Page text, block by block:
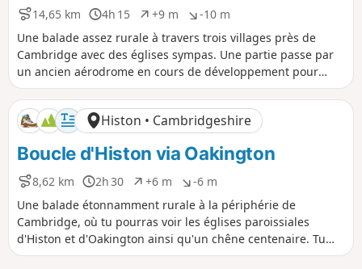
i
f
i
f
14,65 km
D
i
s
t
a
n
c
e
4h 15
D
u
r
é
e
+9 m
D
é
n
i
v
e
l
é
p
o
i
i
f
-10 m
D
é
n
i
v
e
l
é
n
é
g
a
i
f
Une balade assez rurale à travers trois villages près de
Cambridge avec des églises sympas. Une partie passe par
un ancien aérodrome en cours de développement pour
devenir la nouvelle ville de Northstowe.
Histon • Cambridgeshire
Boucle d'Histon via Oakington
8,62 km
D
i
s
t
a
n
2h 30
D
u
é
e
+6 m
D
é
n
i
v
e
-6 m
D
é
n
i
v
e
Une balade étonnamment rurale à la périphérie de
Cambridge, où tu pourras voir les églises paroissiales
d'Histon et d'Oakington ainsi qu'un chêne centenaire. Tu
apercevras parfois des bus guidés filer à toute allure.